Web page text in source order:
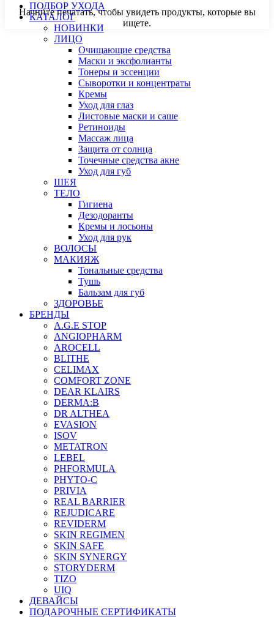
Начните печатать, чтобы увидеть продукты, которые вы
ищете.
ПОДБОР УХОДА
КАТАЛОГ
НОВИНКИ
ЛИЦО
Очищающие средства
Маски и эксфолианты
Тонеры и эссенции
Сыворотки и концентраты
Кремы
Уход для глаз
Листовые маски и саше
Ретиноиды
Массаж лица
Защита от солнца
Точечные средства акне
Уход для губ
ШЕЯ
ТЕЛО
Гигиена
Дезодоранты
Кремы и лосьоны
Уход для рук
ВОЛОСЫ
МАКИЯЖ
Тональные средства
Тушь
Бальзам для губ
ЗДОРОВЬЕ
БРЕНДЫ
A.G.E STOP
ANGIOPHARM
AROCELL
BLITHE
CELIMAX
COMFORT ZONE
DEAR KLAIRS
DERMA:B
DR ALTHEA
EVASION
ISOV
METATRON
LEBEL
PHFORMULA
PHYTO-C
PRIVIA
REAL BARRIER
REJUDICARE
REVIDERM
SKIN REGIMEN
SKIN SAFE
SKIN SYNERGY
STORYDERM
TIZO
UIQ
ДЕВАЙСЫ
ПОДАРОЧНЫЕ СЕРТИФИКАТЫ